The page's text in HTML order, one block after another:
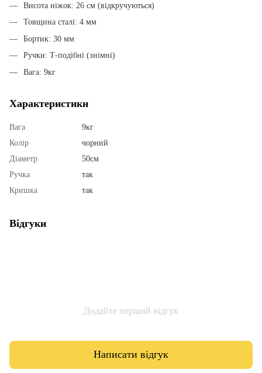
Висота ніжок: 26 см (відкручуються)
Товщина сталі: 4 мм
Бортик: 30 мм
Ручки: Т-подібні (знімні)
Вага: 9кг
Характеристики
Вага
9кг
Колір
чорний
Діаметр
50см
Ручка
так
Кришка
так
Відгуки
Додайте перший відгук
Написати відгук